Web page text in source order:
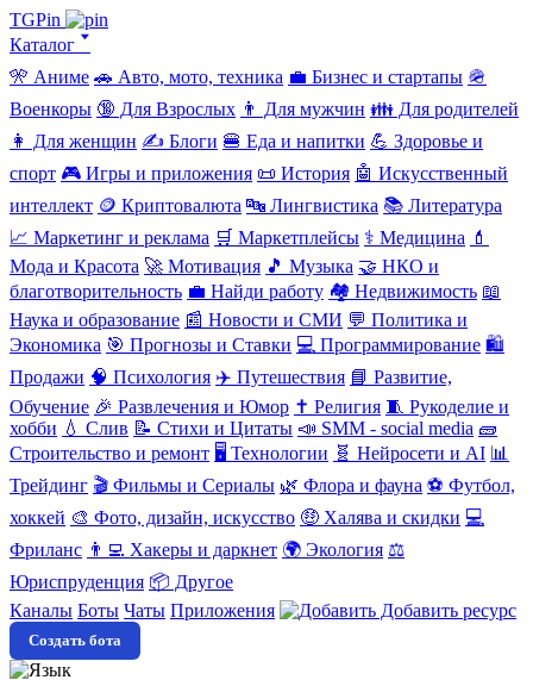
TGPin
Каталог 🢓
🎌 Аниме 🚗 Авто, мото, техника 💼 Бизнес и стартапы 🪖
Военкоры 🔞 Для Взрослых 👨 Для мужчин 👪 Для родителей
👩 Для женщин ✍️ Блоги 🍔 Еда и напитки 💪 Здоровье и
спорт 🎮 Игры и приложения 📜 История 🤖 Искусственный
интеллект 🪙 Криптовалюта 🔤 Лингвистика 📚 Литература
📈 Маркетинг и реклама 🛒 Маркетплейсы ⚕️ Медицина 💄
Мода и Красота 🚀 Мотивация 🎵 Музыка 🤝 НКО и
благотворительность 💼 Найди работу 🏘️ Недвижимость 📖
Наука и образование 📰 Новости и СМИ 💬 Политика и
Экономика 🎯 Прогнозы и Ставки 💻 Программирование 🛍️
Продажи 🧠 Психология ✈️ Путешествия 📘 Развитие,
Обучение 🎉 Развлечения и Юмор ✝️ Религия 🧵 Рукоделие и
хобби 💧 Слив 📝 Стихи и Цитаты 📣 SMM - social media 🧱
Строительство и ремонт 🖥️ Технологии 🧬 Нейросети и AI 📊
Трейдинг 🎬 Фильмы и Сериалы 🌿 Флора и фауна ⚽ Футбол,
хоккей 🎨 Фото, дизайн, искусство 🤑 Халява и скидки 💻
Фриланс 👨‍💻 Хакеры и даркнет 🌍 Экология ⚖️
Юриспруденция 📦 Другое
Каналы Боты Чаты Приложения Добавить ресурс
Создать бота